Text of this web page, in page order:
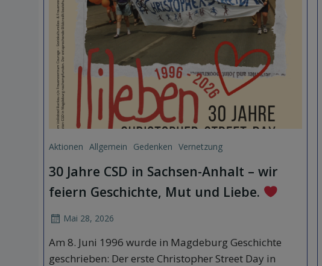
Aktionen Allgemein Gedenken Vernetzung
30 Jahre CSD in Sachsen-Anhalt – wir
feiern Geschichte, Mut und Liebe.
Mai 28, 2026
Am 8. Juni 1996 wurde in Magdeburg Geschichte
geschrieben: Der erste Christopher Street Day in